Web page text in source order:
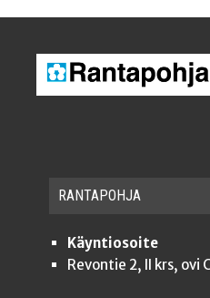
RAN­TA­POH­JA
Käyntiosoite
Revontie 2, II krs, ovi